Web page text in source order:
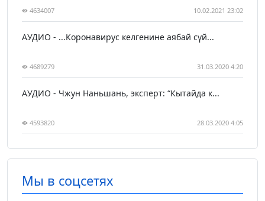
4634007 10.02.2021 23:02
АУДИО - ...Коронавирус келгенине аябай сүй...
4689279 31.03.2020 4:20
АУДИО - Чжун Наньшань, эксперт: “Кытайда к...
4593820 28.03.2020 4:05
Мы в соцсетях